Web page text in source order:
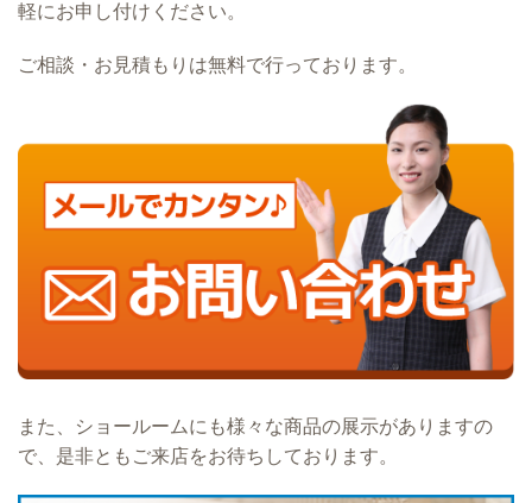
軽にお申し付けください。
ご相談・お見積もりは無料で行っております。
また、ショールームにも様々な商品の展示がありますの
で、是非ともご来店をお待ちしております。